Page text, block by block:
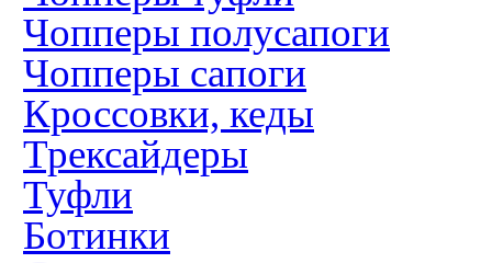
Чопперы полусапоги
Чопперы сапоги
Кроссовки, кеды
Трексайдеры
Туфли
Ботинки